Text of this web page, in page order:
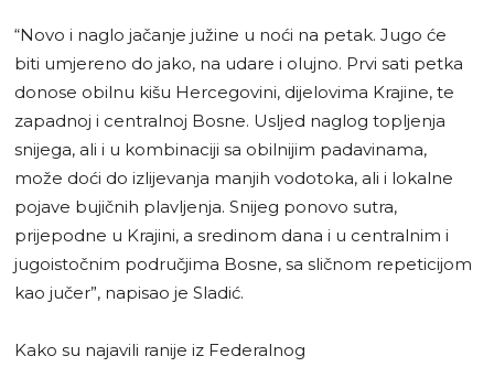
“Novo i naglo jačanje južine u noći na petak. Jugo će
biti umjereno do jako, na udare i olujno. Prvi sati petka
donose obilnu kišu Hercegovini, dijelovima Krajine, te
zapadnoj i centralnoj Bosne. Usljed naglog topljenja
snijega, ali i u kombinaciji sa obilnijim padavinama,
može doći do izlijevanja manjih vodotoka, ali i lokalne
pojave bujičnih plavljenja. Snijeg ponovo sutra,
prijepodne u Krajini, a sredinom dana i u centralnim i
jugoistočnim područjima Bosne, sa sličnom repeticijom
kao jučer”, napisao je Sladić.
Kako su najavili ranije iz Federalnog